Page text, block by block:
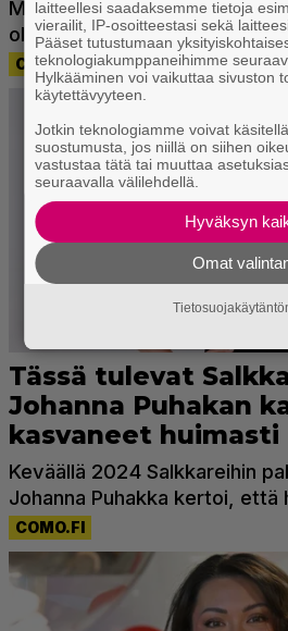
laitteellesi saadaksemme tietoja
vierailit, IP-osoitteestasi sekä
Pääset tutustumaan
teknologiakumppaneihimme
Hylkääminen voi vaikuttaa sivuston
käytettävyyteen.
Jotkin teknologiamme voivat
suostumusta, jos niillä on siihen
vastustaa tätä tai muuttaa
seuraavalla välilehdellä.
Hyväksyn
Omat